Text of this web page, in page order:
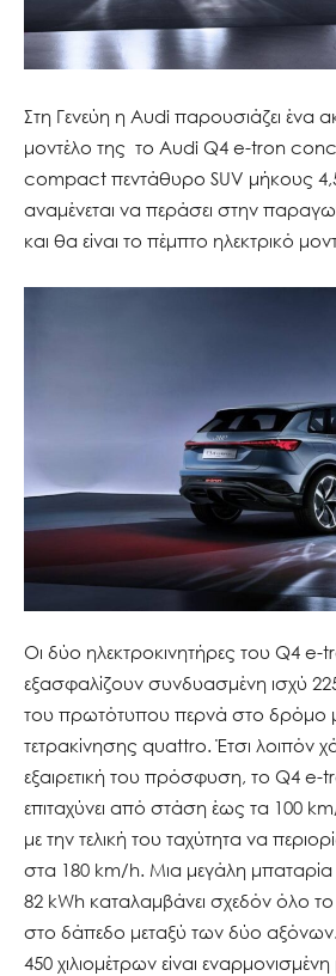
Στη Γενεύη η Audi παρουσιάζει ένα
μοντέλο της το Αudi Q4 e-tron
compact πεντάθυρο SUV μήκους
αναμένεται να περάσει στην
και θα είναι το πέμπτο ηλεκτρικό
Οι δύο ηλεκτροκινητήρες του Q4
εξασφαλίζουν συνδυασμένη ισχύ
του πρωτότυπου περνά στο δρόμο
τετρακίνησης quattro. Έτσι λοιπόν
εξαιρετική του πρόσφυση, το Q4
επιταχύνει από στάση έως τα 100
με την τελική του ταχύτητα να
στα 180 km/h. Μια μεγάλη μπαταρία
82 kWh καταλαμβάνει σχεδόν όλο
στο δάπεδο μεταξύ των δύο
450 χιλιομέτρων είναι